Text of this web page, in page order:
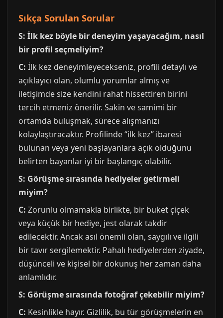
Sıkça Sorulan Sorular
S: İlk kez böyle bir deneyim yaşayacağım, nasıl
bir profil seçmeliyim?
C: İlk kez deneyimleyecekseniz, profili detaylı ve
açıklayıcı olan, olumlu yorumlar almış ve
iletişimde size kendini rahat hissettiren birini
tercih etmeniz önerilir. Sakin ve samimi bir
ortamda buluşmak, sürece alışmanızı
kolaylaştıracaktır. Profilinde “ilk kez” ibaresi
bulunan veya yeni başlayanlara açık olduğunu
belirten bayanlar iyi bir başlangıç olabilir.
S: Görüşme sırasında hediyeler getirmeli
miyim?
C: Zorunlu olmamakla birlikte, bir buket çiçek
veya küçük bir hediye, jest olarak takdir
edilecektir. Ancak asıl önemli olan, saygılı ve ilgili
bir tavır sergilemektir. Pahalı hediyelerden ziyade,
düşünceli ve kişisel bir dokunuş her zaman daha
anlamlıdır.
S: Görüşme sırasında fotoğraf çekebilir miyim?
C: Kesinlikle hayır. Gizlilik, bu tür görüşmelerin en